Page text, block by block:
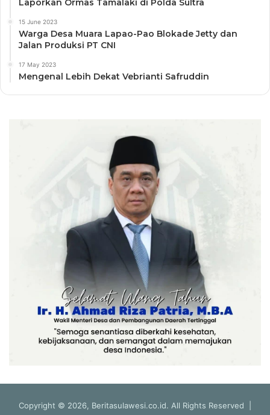
Laporkan Ormas Tamalaki di Polda Sultra
15 June 2023
Warga Desa Muara Lapao-Pao Blokade Jetty dan
Jalan Produksi PT CNI
17 May 2023
Mengenal Lebih Dekat Vebrianti Safruddin
Copyright © 2026, Beritasulawesi.co.id. All Rights Reserved |